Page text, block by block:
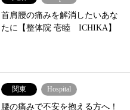
首肩腰の痛みを解消したいあな
たに【整体院 壱睦 ICHIKA】
関東 Hospital
腰の痛みで不安を抱える方へ！